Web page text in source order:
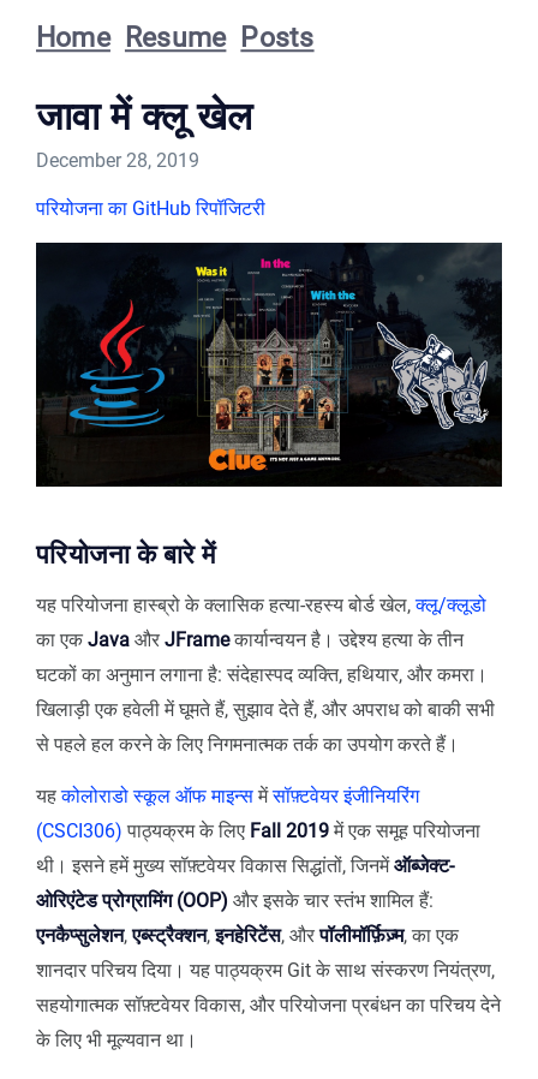
Home Resume Posts
जावा में क्लू खेल
December 28, 2019
परियोजना का GitHub रिपॉजिटरी
परियोजना के बारे में
यह परियोजना हास्ब्रो के क्लासिक हत्या-रहस्य बोर्ड खेल,क्लू/क्लूडो
का एक Java और JFrameकार्यान्वयन है। उद्देश्य हत्या के तीन
घटकों का अनुमान लगाना है: संदेहास्पद व्यक्ति, हथियार, और कमरा।
खिलाड़ी एक हवेली में घूमते हैं, सुझाव देते हैं, और अपराध को बाकी सभी
से पहले हल करने के लिए निगमनात्मक तर्क का उपयोग करते हैं।
यहकोलोराडो स्कूल ऑफ माइन्समेंसॉफ़्टवेयर इंजीनियरिंग
(CSCI306) पाठ्यक्रम के लिए Fall 2019में एक समूह परियोजना
थी। इसने हमें मुख्य सॉफ़्टवेयर विकास सिद्धांतों, जिनमेंऑब्जेक्ट-
ओरिएंटेड प्रोग्रामिंग (OOP) और इसके चार स्तंभ शामिल हैं:
एनकैप्सुलेशन,एब्स्ट्रैक्शन,इनहेरिटेंस, औरपॉलीमॉर्फ़िज़्म, का एक
शानदार परिचय दिया। यह पाठ्यक्रम Git के साथ संस्करण नियंत्रण,
सहयोगात्मक सॉफ़्टवेयर विकास, और परियोजना प्रबंधन का परिचय देने
के लिए भी मूल्यवान था।